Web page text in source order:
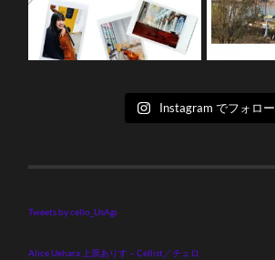
Instagram でフォロー
Tweets by cello_UsAgi
Alice Uehara 上原ありす – Cellist／チェロ